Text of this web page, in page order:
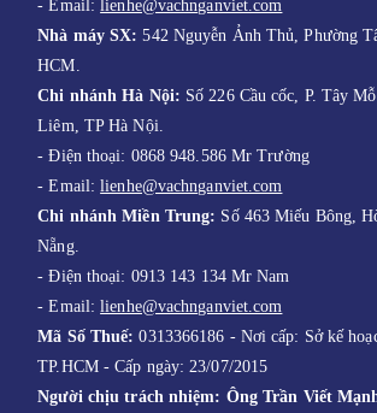
- Email:lienhe@vachnganviet.com
Nhà máy SX: 542 Nguyễn Ảnh Thủ, Phường
HCM.
Chi nhánh Hà Nội: Số 226 Cầu cốc, P. Tây
Liêm, TP Hà Nội.
- Điện thoại: 0868 948.586 Mr Trường
- Email:lienhe@vachnganviet.com
Chi nhánh Miền Trung: Số 463 Miếu Bông,
Nẵng.
- Điện thoại: 0913 143 134 Mr Nam
-Email:lienhe@vachnganviet.com
Mã Số Thuế: 0313366186 - Nơi cấp: Sở kế
TP.HCM - Cấp ngày: 23/07/2015
Người chịu trách nhiệm: Ông Trần Viết